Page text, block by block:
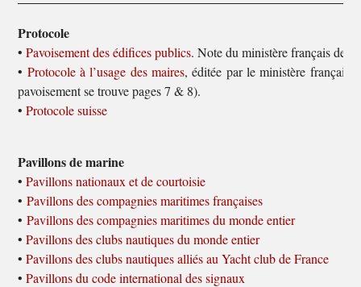
Protocole
•Pavoisement des édifices publics. Note du ministère français des
• Protocole à l’usage des maires, éditée par le ministère français
pavoisement se trouve pages 7 & 8).
•Protocole suisse
Pavillons de marine
•Pavillons nationaux et de courtoisie
•Pavillons des compagnies maritimes françaises
•Pavillons des compagnies maritimes du monde entier
•Pavillons des clubs nautiques du monde entier
•Pavillons des clubs nautiques alliés au Yacht club de France
•Pavillons du code international des signaux